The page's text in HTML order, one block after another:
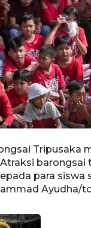
Tripusaka
para siswa
Ayudha/